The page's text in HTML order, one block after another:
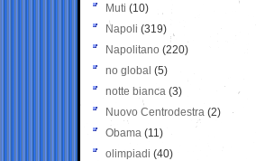
Muti (10)
Napoli (319)
Napolitano (220)
no global (5)
notte bianca (3)
Nuovo Centrodestra (2)
Obama (11)
olimpiadi (40)